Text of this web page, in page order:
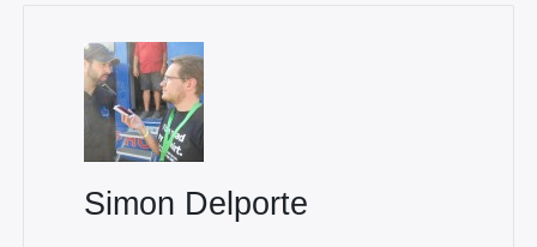
Simon Delporte